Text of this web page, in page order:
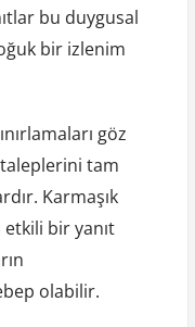
bu duygusal
bir izlenim
göz
taleplerini tam
Karmaşık
bir yanıt
olabilir.